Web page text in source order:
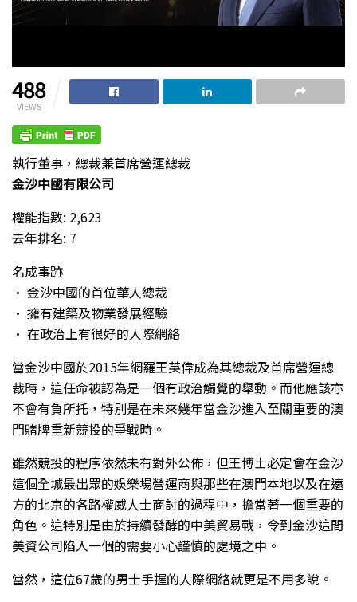
488
VIEWS
執行董事，總裁兼首席營運總裁
金沙中國有限公司
權能指數: 2,623
去年排名: 7
名成事跡
• 金沙中國的首位華人總裁
• 擁有建築及物業發展經驗
• 在政治上有很好的人際網絡
當金沙中國於2015年網羅王英偉成為其總裁及首席營運總
裁時，這任命被認為是一個有政治觸覺的舉動。而他應該亦
不會有負所托，特別是在未來幾年當金沙進入至關重要的澳
門賭牌重新競投的爭戰時。
雖然競投的程序依然未有對外公佈，但王博士必定會在金沙
這個全城最出眾的娛樂場營運商與那些在澳門本地以及在遠
方的北京的各路權威人士商討的過程中，擔當著一個重要的
角色。這特別是由於持續發酵的中美貿易戰，令到金沙這間
美資公司陷入一個的需要小心謹慎的處境之中。
當然，這位67歲的男士手握的人際網絡就更是不用多說。